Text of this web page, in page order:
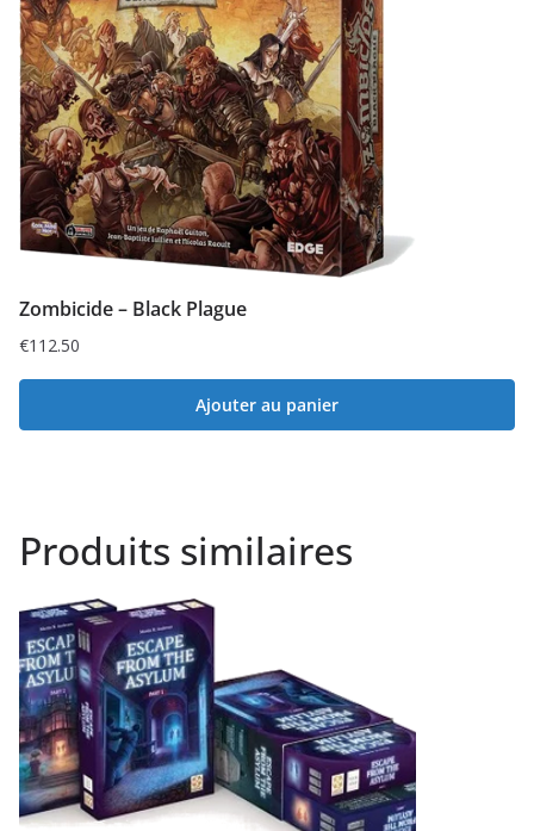
Zombicide – Black Plague
€112.50
Ajouter au panier
Produits similaires